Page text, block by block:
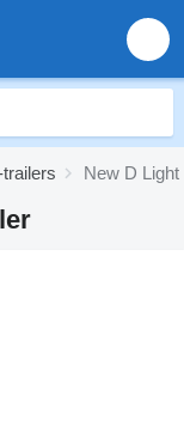
New D